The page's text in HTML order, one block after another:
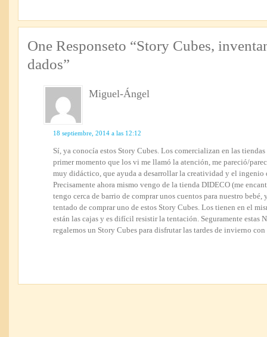
One Responseto “Story Cubes,
dados”
Miguel-Ángel
18 septiembre, 2014 a las 12:12
Sí, ya conocía estos Story Cubes. Los comercializan en las
primer momento que los vi me llamó la atención, me pareció/
muy didáctico, que ayuda a desarrollar la creatividad y el ingenio
Precisamente ahora mismo vengo de la tienda DIDECO (me
tengo cerca de barrio de comprar unos cuentos para nuestro bebé,
tentado de comprar uno de estos Story Cubes. Los tienen en el
están las cajas y es difícil resistir la tentación. Seguramente estas
regalemos un Story Cubes para disfrutar las tardes de invierno